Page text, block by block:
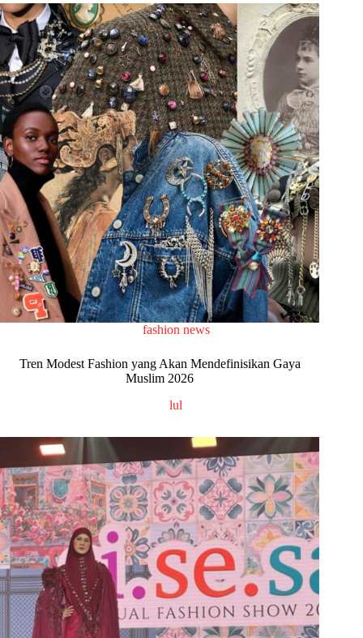
fashion news
Tren Modest Fashion yang Akan Mendefinisikan Gaya
Muslim 2026
lul